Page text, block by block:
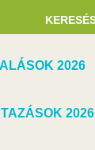
2026
2026